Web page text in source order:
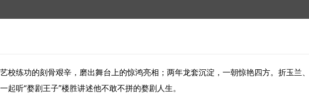
校练功的刻骨艰辛，磨出舞台上的惊鸿亮相；两年龙套沉淀，一朝惊艳四方。折玉兰
听“婺剧王子”楼胜讲述他不敢不拼的婺剧人生。